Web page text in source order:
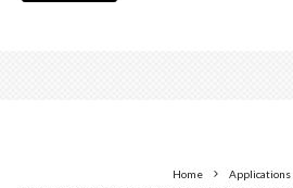
Home
Applications